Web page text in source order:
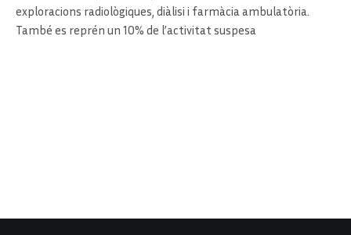
exploracions radiològiques, diàlisi i farmàcia ambulatòria.
També es reprén un 10% de l’activitat suspesa